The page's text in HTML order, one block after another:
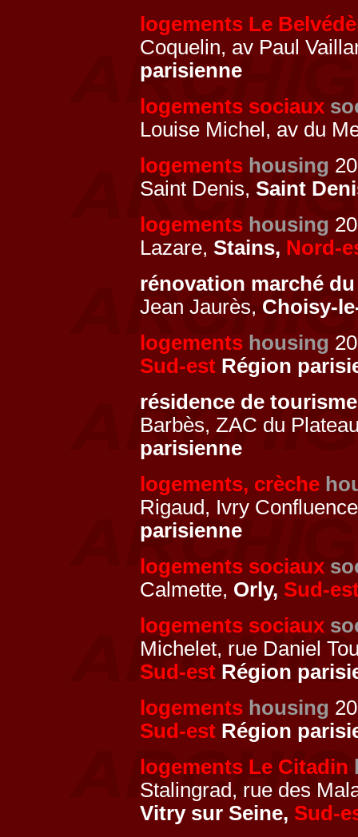
logements Le
Coquelin, av Paul
parisienne
logements sociaux
Louise Michel, av du
logements housing
Saint Denis, Saint
logements housing
Lazare, Stains, Nord-
rénovation marché
Jean Jaurès, Choisy-
logements housing
Sud-est Région
résidence de
Barbès, ZAC du
parisienne
logements, crèche
Rigaud, Ivry
parisienne
logements sociaux
Calmette, Orly, Sud-
logements sociaux
Michelet, rue Daniel
Sud-est Région
logements housing
Sud-est Région
logements Le Citadin
Stalingrad, rue des
Vitry sur Seine, Sud-